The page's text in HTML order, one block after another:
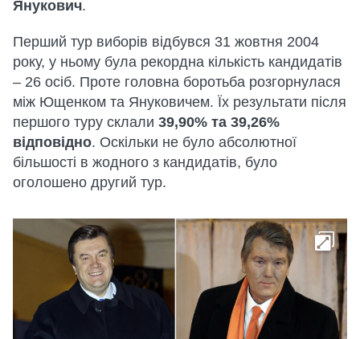
Янукович.
Перший тур виборів відбувся 31 жовтня 2004
року, у ньому була рекордна кількість кандидатів
– 26 осіб. Проте головна боротьба розгорнулася
між Ющенком та Януковичем. Їх результати після
першого туру склали 39,90% та 39,26%
відповідно. Оскільки не було абсолютної
більшості в жодного з кандидатів, було
оголошено другий тур.